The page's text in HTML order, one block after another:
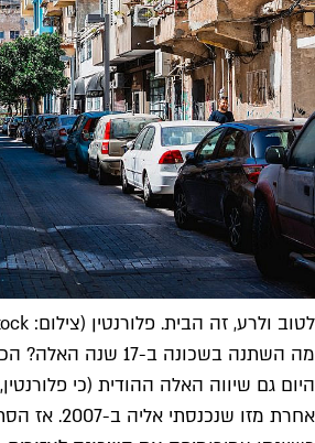
לטוב ולרע, זה הבית. פלורנטין (צילום: shutterstock)
היום גם שיווה האלה ההודית (כי
אחרת מזו שנכנסתי אליה ב-2007. אז הסתובבו בה יוני בלוך, פיני טבגר ואלי אלטוניו. עכשיו מסתובבת בה נגה ארז (וגם זה רק כשהיא בארץ).